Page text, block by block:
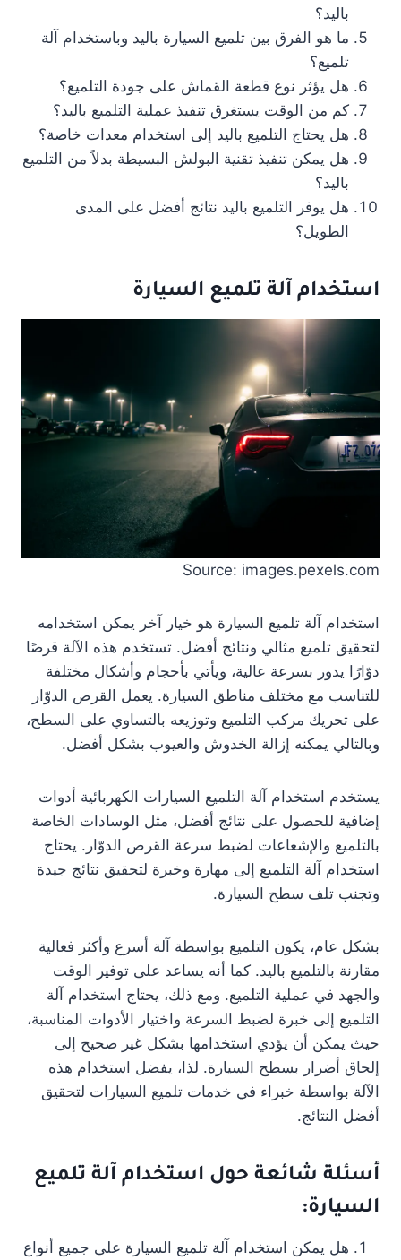
باليد؟
ما هو الفرق بين تلميع السيارة باليد وباستخدام آلة
تلميع؟
هل يؤثر نوع قطعة القماش على جودة التلميع؟
كم من الوقت يستغرق تنفيذ عملية التلميع باليد؟
هل يحتاج التلميع باليد إلى استخدام معدات خاصة؟
هل يمكن تنفيذ تقنية البولش البسيطة بدلاً من التلميع
باليد؟
هل يوفر التلميع باليد نتائج أفضل على المدى
الطويل؟
استخدام آلة تلميع السيارة
Source: images.pexels.com
استخدام آلة تلميع السيارة هو خيار آخر يمكن استخدامه
لتحقيق تلميع مثالي ونتائج أفضل. تستخدم هذه الآلة قرصًا
دوّارًا يدور بسرعة عالية، ويأتي بأحجام وأشكال مختلفة
للتناسب مع مختلف مناطق السيارة. يعمل القرص الدوّار
على تحريك مركب التلميع وتوزيعه بالتساوي على السطح،
وبالتالي يمكنه إزالة الخدوش والعيوب بشكل أفضل.
يستخدم استخدام آلة التلميع السيارات الكهربائية أدوات
إضافية للحصول على نتائج أفضل، مثل الوسادات الخاصة
بالتلميع والإشعاعات لضبط سرعة القرص الدوّار. يحتاج
استخدام آلة التلميع إلى مهارة وخبرة لتحقيق نتائج جيدة
وتجنب تلف سطح السيارة.
بشكل عام، يكون التلميع بواسطة آلة أسرع وأكثر فعالية
مقارنة بالتلميع باليد. كما أنه يساعد على توفير الوقت
والجهد في عملية التلميع. ومع ذلك، يحتاج استخدام آلة
التلميع إلى خبرة لضبط السرعة واختيار الأدوات المناسبة،
حيث يمكن أن يؤدي استخدامها بشكل غير صحيح إلى
إلحاق أضرار بسطح السيارة. لذا، يفضل استخدام هذه
الآلة بواسطة خبراء في خدمات تلميع السيارات لتحقيق
أفضل النتائج.
أسئلة شائعة حول استخدام آلة تلميع
السيارة:
هل يمكن استخدام آلة تلميع السيارة على جميع أنواع